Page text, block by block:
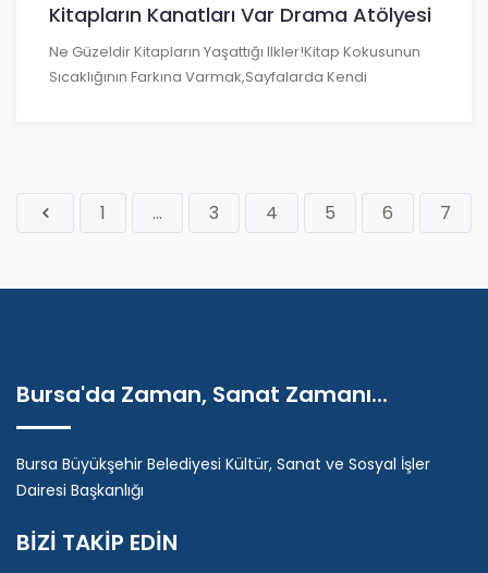
Kitapların Kanatları Var Drama Atölyesi
Ne Güzeldir Kitapların Yaşattığı Ilkler!Kitap Kokusunun
Sıcaklığının Farkına Varmak,Sayfalarda Kendi
1 ... 3 4 5 6 7
Bursa'da Zaman, Sanat Zamanı...
Bursa Büyükşehir Belediyesi Kültür, Sanat ve Sosyal İşler
Dairesi Başkanlığı
BİZİ TAKİP EDİN